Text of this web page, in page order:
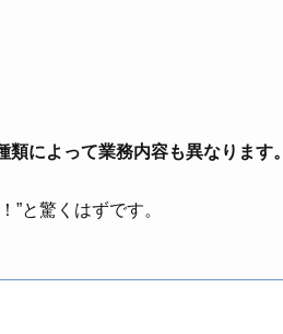
によって業務内容も異なります。
”と驚くはずです。